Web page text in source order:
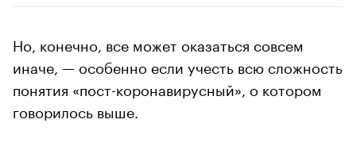
Но, конечно, все может оказаться совсем
иначе, — особенно если учесть всю сложность
понятия «пост-коронавирусный», о котором
говорилось выше.